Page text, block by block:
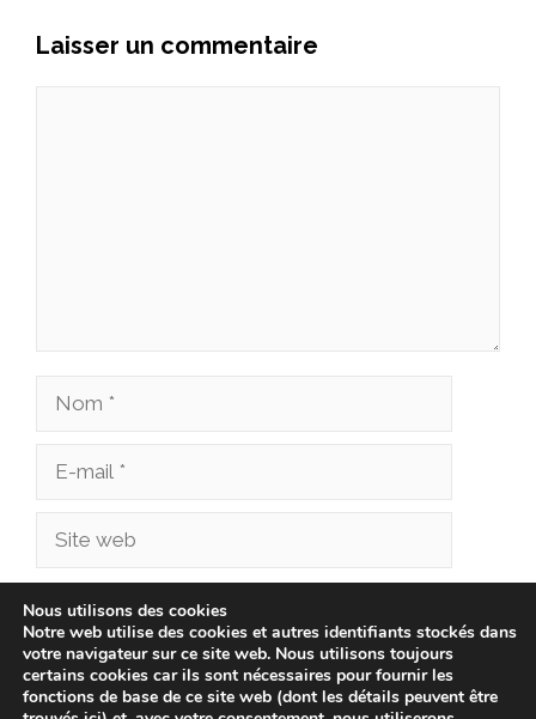
Laisser un commentaire
Nom
Site
Enregistrer mon nom, mon e-mail et mon site
dans le navigateur pour mon prochain
commentaire.
Nous utilisons des cookies
Notre web utilise des cookies et autres identifiants stockés dans
votre navigateur sur ce site web. Nous utilisons toujours
certains cookies car ils sont nécessaires pour fournir les
fonctions de base de ce site web (dont les détails peuvent être